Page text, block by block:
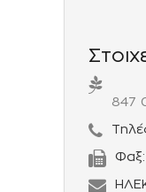
847
Φαξ: